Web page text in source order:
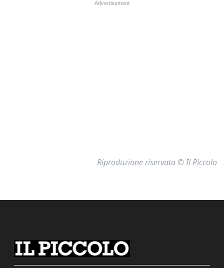
Riproduzione riservata © Il Piccolo